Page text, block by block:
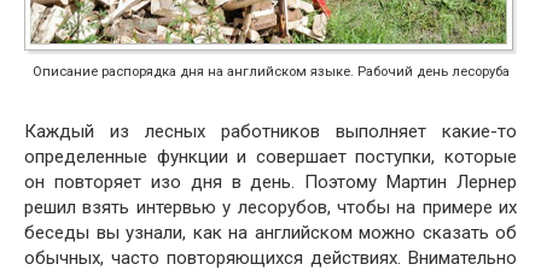
Описание распорядка дня на английском языке. Рабочий день лесоруба
Каждый из лесных работников выполняет какие-то
определенные функции и совершает поступки, которые
он повторяет изо дня в день. Поэтому Мартин Лернер
решил взять интервью у лесорубов, чтобы на примере их
беседы вы узнали, как на английском можно сказать об
обычных, часто повторяющихся действиях. Внимательно